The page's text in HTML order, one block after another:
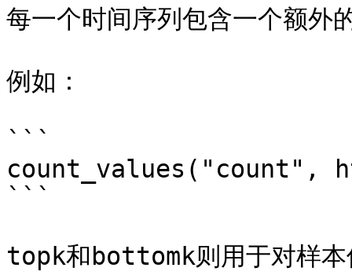
每一个时间序列包含一个额外
例如：
```
count_values("count",
```
topk和bottomk则用于对样本